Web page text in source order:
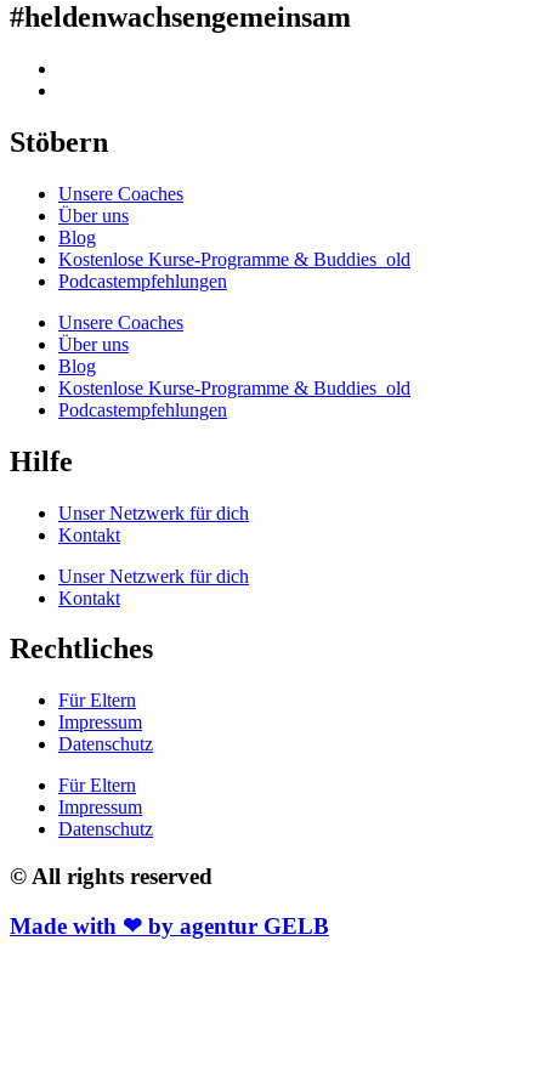
#heldenwachsengemeinsam
Stöbern
Unsere Coaches
Über uns
Blog
Kostenlose Kurse-Programme & Buddies_old
Podcastempfehlungen
Unsere Coaches
Über uns
Blog
Kostenlose Kurse-Programme & Buddies_old
Podcastempfehlungen
Hilfe
Unser Netzwerk für dich
Kontakt
Unser Netzwerk für dich
Kontakt
Rechtliches
Für Eltern
Impressum
Datenschutz
Für Eltern
Impressum
Datenschutz
© All rights reserved
Made with ❤ by agentur GELB